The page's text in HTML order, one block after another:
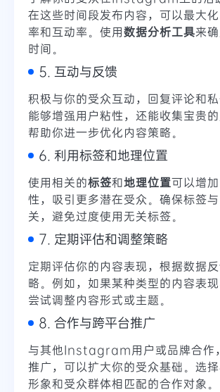
在这些时间段发布内容，可以最大
率和互动率。使用数据分析工具来
时间。
5. 互动与反馈
积极与你的受众互动，回复评论和
能够增强用户粘性，还能收集宝贵的
帮助你进一步优化内容策略。
6. 利用标签和地理位置
使用相关的标签和地理位置可以增
性，吸引更多潜在受众。确保标签
关，避免过度使用无关标签。
7. 定期评估和调整策略
定期评估你的内容表现，根据数据
略。例如，如果某种类型的内容表
尝试调整内容形式或主题。
8. 合作与跨平台推广
与其他Instagram用户或品牌合作
推广，可以扩大你的受众基础。选
形象和受众群体相匹配的合作对象。